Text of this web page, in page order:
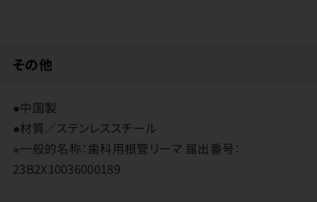
その他
●中国製
●材質／ステンレススチール
※一般的名称：歯科用根管リーマ 届出番号：
23B2X10036000189